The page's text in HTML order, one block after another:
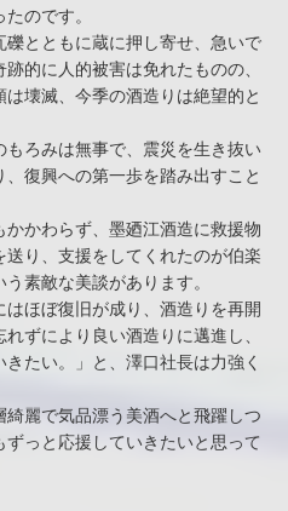
のです。
とともに蔵に押し寄せ、急いで
的に人的被害は免れたものの、
壊滅、今季の酒造りは絶望的と
もろみは無事で、震災を生き抜い
復興への第一歩を踏み出すこと
かわらず、墨廼江酒造に救援物
り、支援をしてくれたのが伯楽
素敵な美談があります。
ほぼ復旧が成り、酒造りを再開
ずにより良い酒造りに邁進し、
たい。」と、澤口社長は力強く
麗で気品漂う美酒へと飛躍しつ
っと応援していきたいと思って